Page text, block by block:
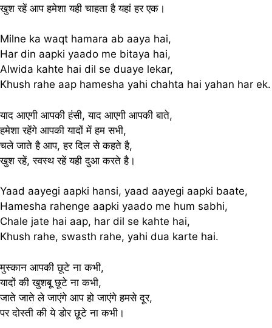
खुश रहें आप हमेशा यही चाहता है यहां हर एक।
Milne ka waqt hamara ab aaya hai,
Har din aapki yaado me bitaya hai,
Alwida kahte hai dil se duaye lekar,
Khush rahe aap hamesha yahi chahta hai yahan har ek.
याद आएगी आपकी हंसी, याद आएगी आपकी बाते,
हमेशा रहेंगे आपकी यादों में हम सभी,
चले जाते है आप, हर दिल से कहते है,
खुश रहें, स्वस्थ रहें यही दुआ करते है।
Yaad aayegi aapki hansi, yaad aayegi aapki baate,
Hamesha rahenge aapki yaado me hum sabhi,
Chale jate hai aap, har dil se kahte hai,
Khush rahe, swasth rahe, yahi dua karte hai.
मुस्कान आपकी छूटे ना कभी,
यादों की खुशबू छूटे ना कभी,
जाते जाते ले जाएंगे आप हो जाएंगे हमसे दूर,
पर दोस्ती की ये डोर छूटे ना कभी।